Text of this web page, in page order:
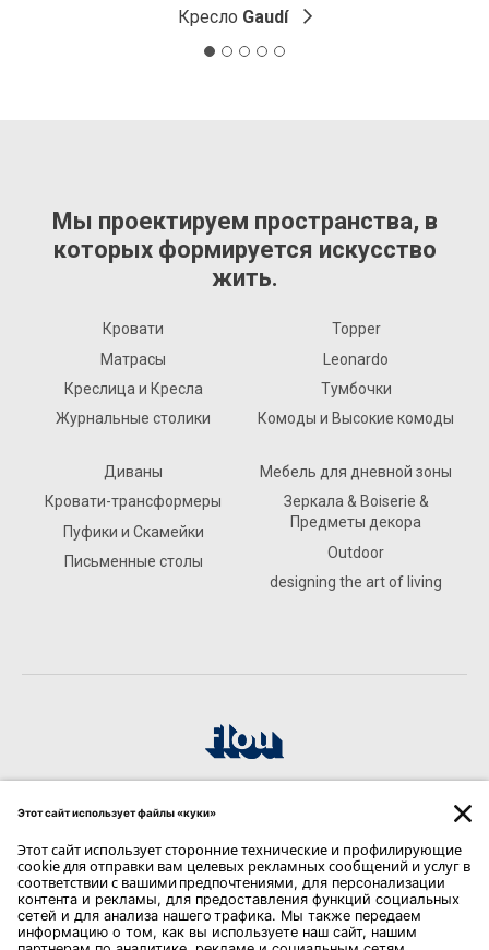
Кресло Gaudí
Мы проектируем пространства, в
которых формируется искусство
жить.
Кровати
Матрасы
Креслица и Кресла
Журнальные столики
Topper
Leonardo
Тумбочки
Комоды и Высокие комоды
Диваны
Кровати-трансформеры
Пуфики и Скамейки
Письменные столы
Мебель для дневной зоны
Зеркала & Boiserie &
Предметы декора
Outdoor
designing the art of living
КОНТАКТЫ
Phone: 0362/565906
Email:info@vago.com